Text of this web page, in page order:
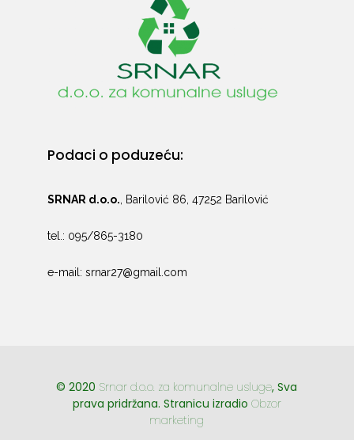
Podaci o poduzeću:
SRNAR d.o.o., Barilović 86, 47252 Barilović
tel.: 095/865-3180
e-mail: srnar27@gmail.com
© 2020 Srnar d.o.o. za komunalne usluge, Sva
prava pridržana. Stranicu izradio Obzor
marketing